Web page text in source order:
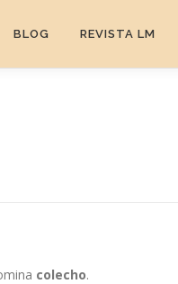
BLOG REVISTA LM
colecho.